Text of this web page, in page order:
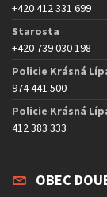
+420 412 331 699
Starosta
+420 739 030 198
Policie Krásná
974 441 500
Policie Krásná
412 383 333
OBEC